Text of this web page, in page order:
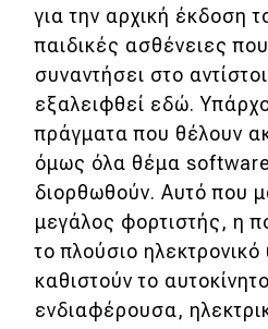
για την αρχική έκδοση
παιδικές ασθένειες
συναντήσει στο
εξαλειφθεί εδώ.
πράγματα που θέλουν
όμως όλα θέμα
διορθωθούν. Αυτό που
μεγάλος φορτιστής, η
το πλούσιο
καθιστούν το
ενδιαφέρουσα,